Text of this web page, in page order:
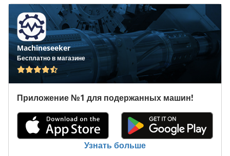
Case Ih Cs 110
Case Ih Maxxum 110
Case Ih Maxxum 140
Case Ih Maxxum 5120
Case Ih Maxxum 5140
Case Ih Mx 110
Case Ih Mx 135
Machineseeker
Бесплатно в магазине
Приложение №1 для подержанных машин!
Узнать больше